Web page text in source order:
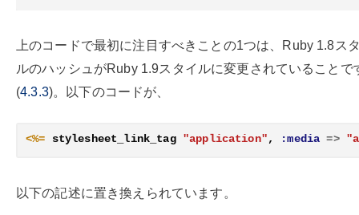
上のコードで最初に注目すべきことの1つは、Ruby 1.8ス
ルのハッシュがRuby 1.9スタイルに変更されていることで
(4.3.3)。以下のコードが、
<%= stylesheet_link_tag "application", :media =>
以下の記述に置き換えられています。